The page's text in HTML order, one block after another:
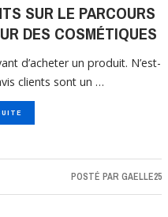
SUR LE PARCOURS
DES COSMÉTIQUES
d’acheter un produit. N’est-
clients sont un …
POSTÉ PAR GAELLE25